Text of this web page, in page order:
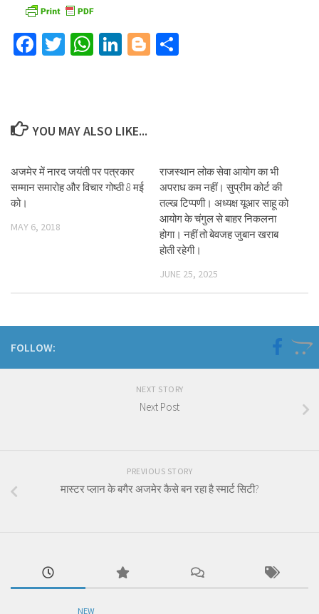
Facebook
TwitterWhatsApp
LinkedIn
Blogger
YOU MAY ALSO LIKE...
अजमेर में नारद जयंती पर पत्रकार
सम्मान समारोह और विचार गोष्ठी 8 मई
को।
MAY 6, 2018
राजस्थान लोक सेवा आयोग का भी
अपराध कम नहीं। सुप्रीम कोर्ट की
तल्ख टिप्पणी। अध्यक्ष यूआर साहू को
आयोग के चंगुल से बाहर निकलना
होगा। नहीं तो बेवजह जुबान खराब
होती रहेगी।
JUNE 25, 2025
FOLLOW:
NEXT STORY
Next Post
PREVIOUS STORY
मास्टर प्लान के बगैर अजमेर कैसे बन रहा है स्मार्ट सिटी?
NEW